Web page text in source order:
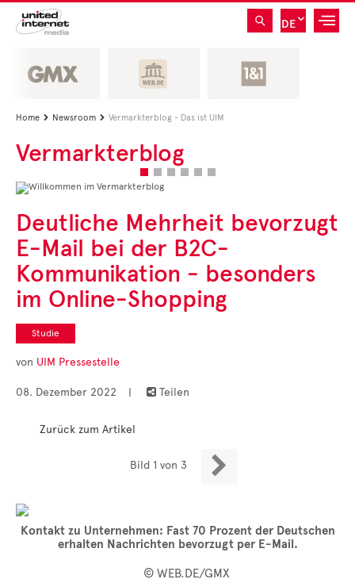
DE
Home  Newsroom  Vermarkterblog - Das ist UIM
Vermarkterblog
IM
VERMARKTERBLOG
Aktuelle Beiträge
und Formate
• CEO Kommentare
• Experten Insights
• Studien und Best
• Themen-Serien
Interview: Web-Pionier zu 40 Jahren E-Mail in AT
Deutliche Mehrheit bevorzugt
E-Mail bei der B2C-
Kommunikation - besonders
im Online-Shopping
Studie
von UIM Pressestelle
08. Dezember 2022 |  Teilen
Zurück zum Artikel
Bild 1 von 3 
Kontakt zu Unternehmen: Fast 70 Prozent der Deutschen
erhalten Nachrichten bevorzugt per E-Mail.
© WEB.DE/GMX